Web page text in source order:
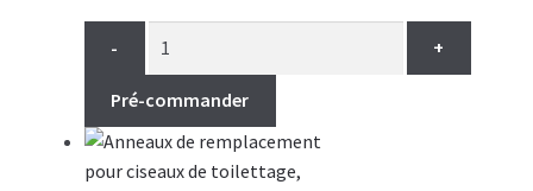
- +
Pré-commander